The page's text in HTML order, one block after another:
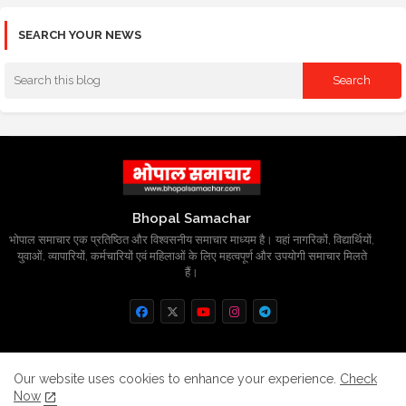
SEARCH YOUR NEWS
Bhopal Samachar
भोपाल समाचार एक प्रतिष्ठित और विश्वसनीय समाचार माध्यम है। यहां नागरिकों, विद्यार्थियों,
युवाओं, व्यापारियों, कर्मचारियों एवं महिलाओं के लिए महत्वपूर्ण और उपयोगी समाचार मिलते
हैं।
Home About Contact us
Privacy Policy
Our website uses cookies to enhance your experience. Check
Now